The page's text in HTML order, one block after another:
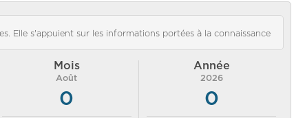
Elle s'appuient sur les informations portées à la connaissance
Mois
Août
0
Année
2026
0